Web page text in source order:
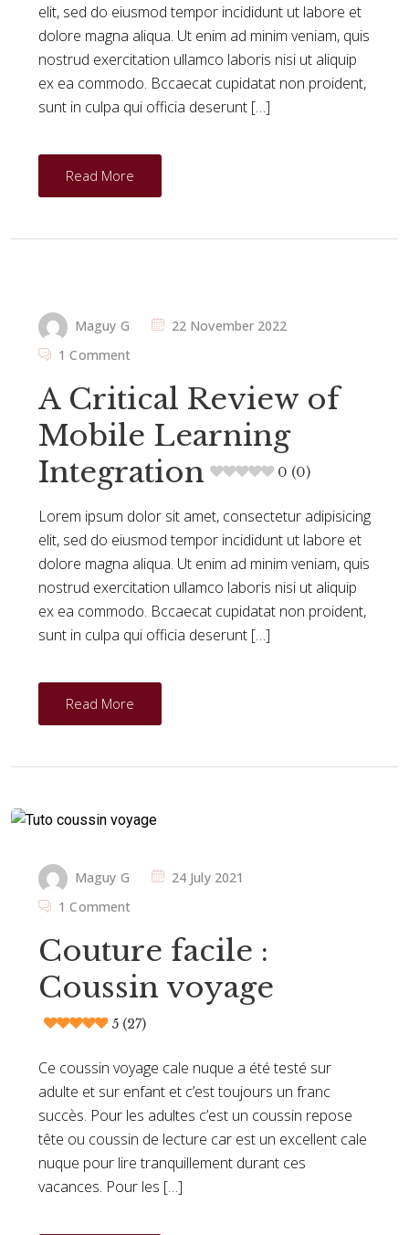
elit, sed do eiusmod tempor incididunt ut labore et
dolore magna aliqua. Ut enim ad minim veniam, quis
nostrud exercitation ullamco laboris nisi ut aliquip
ex ea commodo. Bccaecat cupidatat non proident,
sunt in culpa qui officia deserunt […]
Read More
Maguy G
22 November 2022
1 Comment
A Critical Review of
Mobile Learning
Integration
0 (0)
Lorem ipsum dolor sit amet, consectetur adipisicing
elit, sed do eiusmod tempor incididunt ut labore et
dolore magna aliqua. Ut enim ad minim veniam, quis
nostrud exercitation ullamco laboris nisi ut aliquip
ex ea commodo. Bccaecat cupidatat non proident,
sunt in culpa qui officia deserunt […]
Read More
Maguy G
24 July 2021
1 Comment
Couture facile :
Coussin voyage
5 (27)
Ce coussin voyage cale nuque a été testé sur
adulte et sur enfant et c’est toujours un franc
succès. Pour les adultes c’est un coussin repose
tête ou coussin de lecture car est un excellent cale
nuque pour lire tranquillement durant ces
vacances. Pour les […]